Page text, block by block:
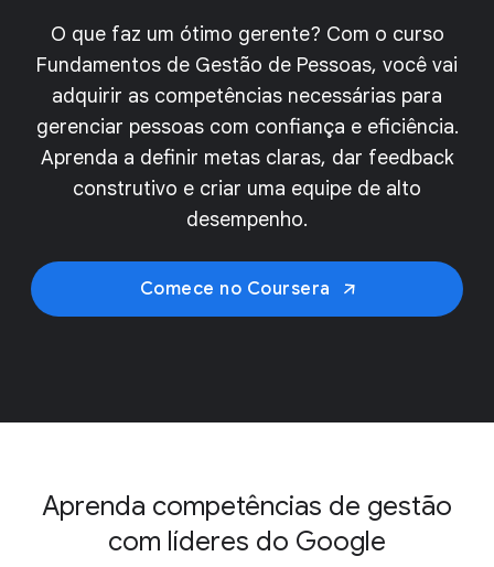
O que faz um ótimo gerente? Com o curso
Fundamentos de Gestão de Pessoas, você vai
adquirir as competências necessárias para
gerenciar pessoas com confiança e eficiência.
Aprenda a definir metas claras, dar feedback
construtivo e criar uma equipe de alto
desempenho.
Comece no Coursera
Aprenda competências de gestão
com líderes do Google